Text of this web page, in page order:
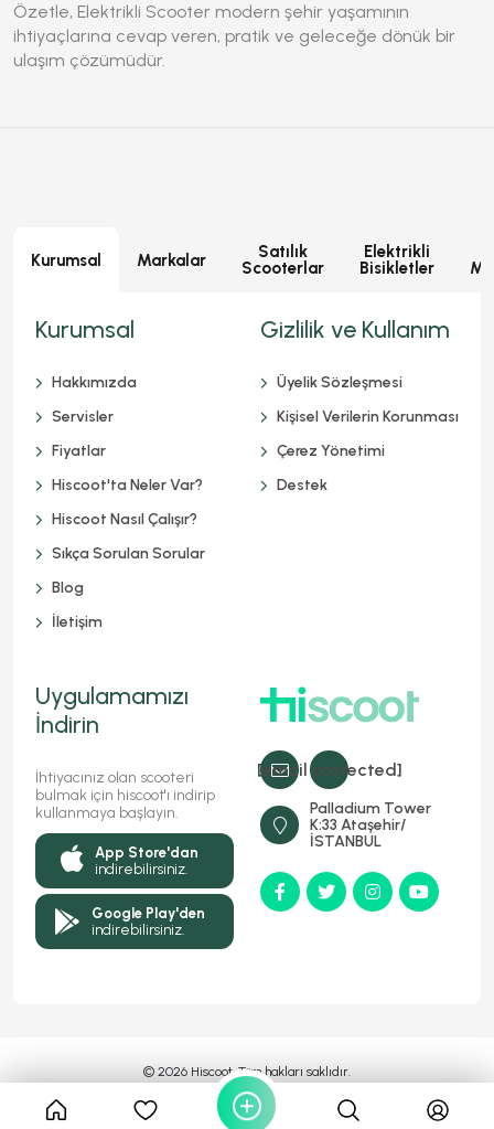
Özetle, Elektrikli Scooter modern şehir yaşamının
ihtiyaçlarına cevap veren, pratik ve geleceğe dönük bir
ulaşım çözümüdür.
Kurumsal Markalar
Satılık
Scooterlar
Elektrikli
Bisikletler
[email protected]
Palladium Tower
K:33 Ataşehir/
İSTANBUL
Kurumsal
Hakkımızda
Servisler
Fiyatlar
Hiscoot'ta Neler Var?
Hiscoot Nasıl Çalışır?
Sıkça Sorulan Sorular
Blog
İletişim
Gizlilik ve Kullanım
Üyelik Sözleşmesi
Kişisel Verilerin Korunması
Çerez Yönetimi
Destek
Uygulamamızı
İndirin
İhtiyacınız olan scooteri
bulmak için hiscoot'ı indirip
kullanmaya başlayın.
App Store'dan
indirebilirsiniz.
Google Play'den
indirebilirsiniz.
© 2026 Hiscoot, Tüm hakları saklıdır.
MyFC YAZILIM Markasıdır